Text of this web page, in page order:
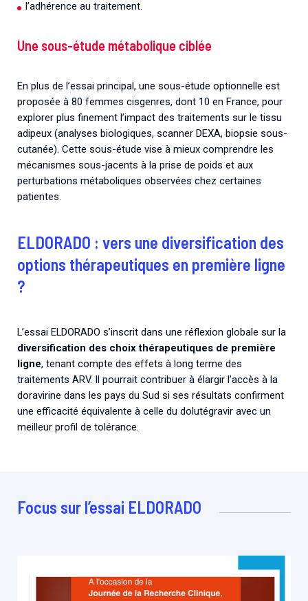
l’adhérence au traitement.
Une sous-étude métabolique ciblée
En plus de l’essai principal, une sous-étude optionnelle est
proposée à 80 femmes cisgenres, dont 10 en France, pour
explorer plus finement l’impact des traitements sur le tissu
adipeux (analyses biologiques, scanner DEXA, biopsie sous-
cutanée). Cette sous-étude vise à mieux comprendre les
mécanismes sous-jacents à la prise de poids et aux
perturbations métaboliques observées chez certaines
patientes.
ELDORADO : vers une diversification des
options thérapeutiques en première ligne
?
L’essai ELDORADO s’inscrit dans une réflexion globale sur la
diversification des choix thérapeutiques de première
ligne, tenant compte des effets à long terme des
traitements ARV. Il pourrait contribuer à élargir l’accès à la
doravirine dans les pays du Sud si ses résultats confirment
une efficacité équivalente à celle du dolutégravir avec un
meilleur profil de tolérance.
Focus sur l’essai ELDORADO